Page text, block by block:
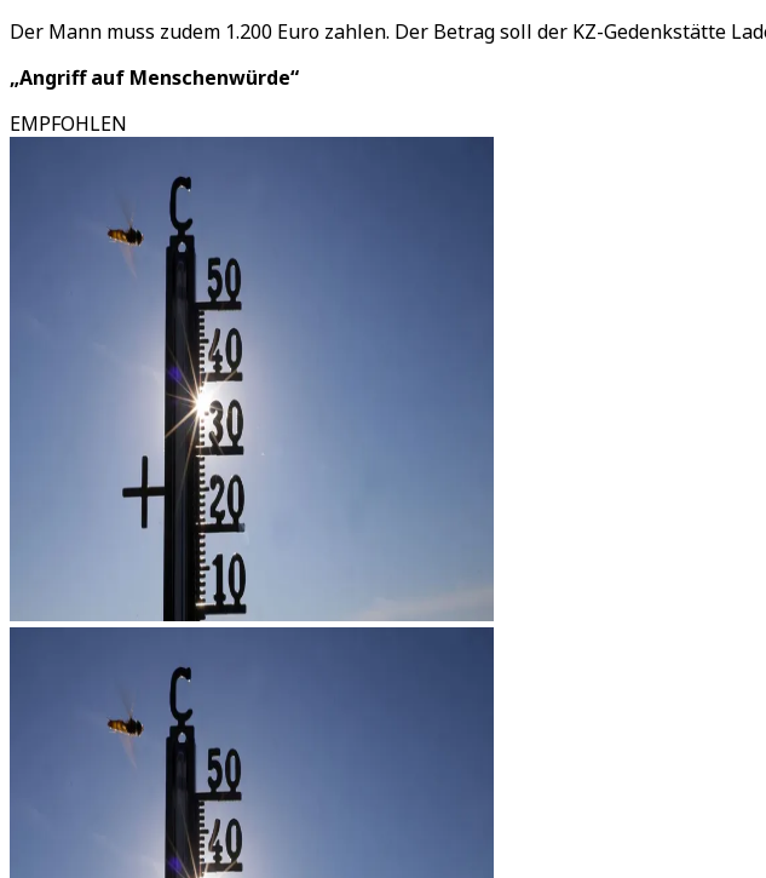
Der Mann muss zudem 1.200 Euro zahlen. Der Betrag soll der KZ-Gedenkstätte
„Angriff auf Menschenwürde“
EMPFOHLEN